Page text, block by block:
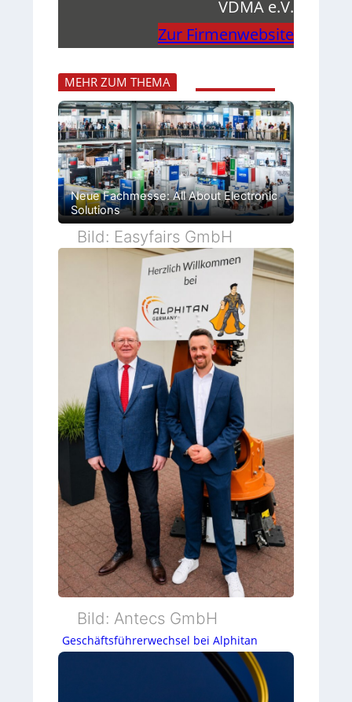
VDMA e.V.
Zur Firmenwebsite
MEHR ZUM THEMA
Neue Fachmesse: All About Electronic
Solutions
Bild: Easyfairs GmbH
Bild: Antecs GmbH
Geschäftsführerwechsel bei Alphitan